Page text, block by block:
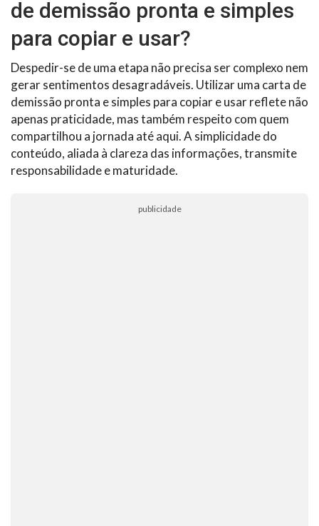
de demissão pronta e simples
para copiar e usar?
Despedir-se de uma etapa não precisa ser complexo nem
gerar sentimentos desagradáveis. Utilizar uma carta de
demissão pronta e simples para copiar e usar reflete não
apenas praticidade, mas também respeito com quem
compartilhou a jornada até aqui. A simplicidade do
conteúdo, aliada à clareza das informações, transmite
responsabilidade e maturidade.
publicidade